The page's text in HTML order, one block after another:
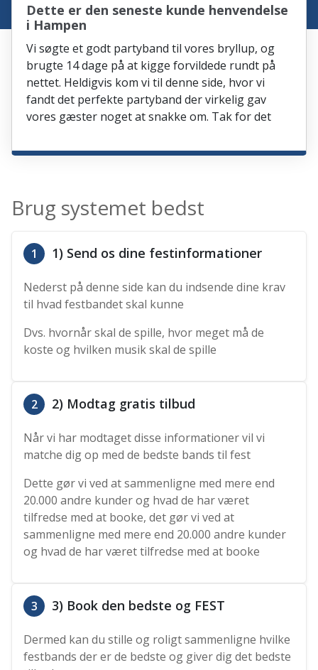
Dette er den seneste kunde henvendelse
i Hampen
Vi søgte et godt partyband til vores bryllup, og
brugte 14 dage på at kigge forvildede rundt på
nettet. Heldigvis kom vi til denne side, hvor vi
fandt det perfekte partyband der virkelig gav
vores gæster noget at snakke om. Tak for det
Brug systemet bedst
1 1) Send os dine festinformationer
Nederst på denne side kan du indsende dine krav
til hvad festbandet skal kunne
Dvs. hvornår skal de spille, hvor meget må de
koste og hvilken musik skal de spille
2 2) Modtag gratis tilbud
Når vi har modtaget disse informationer vil vi
matche dig op med de bedste bands til fest
Dette gør vi ved at sammenligne med mere end
20.000 andre kunder og hvad de har været
tilfredse med at booke, det gør vi ved at
sammenligne med mere end 20.000 andre kunder
og hvad de har været tilfredse med at booke
3 3) Book den bedste og FEST
Dermed kan du stille og roligt sammenligne hvilke
festbands der er de bedste og giver dig det bedste